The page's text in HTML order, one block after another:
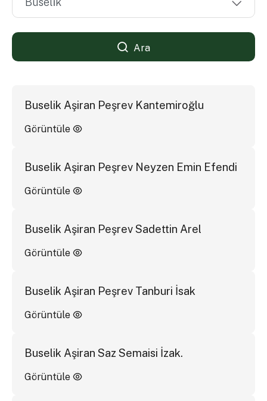
Ara
Buselik Aşiran Peşrev Kantemiroğlu
Görüntüle
Buselik Aşiran Peşrev Neyzen Emin Efendi
Görüntüle
Buselik Aşiran Peşrev Sadettin Arel
Görüntüle
Buselik Aşiran Peşrev Tanburi İsak
Görüntüle
Buselik Aşiran Saz Semaisi İzak.
Görüntüle